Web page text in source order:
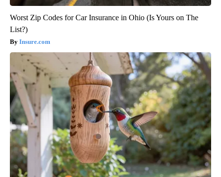
Worst Zip Codes for Car Insurance in Ohio (Is Yours on The
List?)
Insure.com